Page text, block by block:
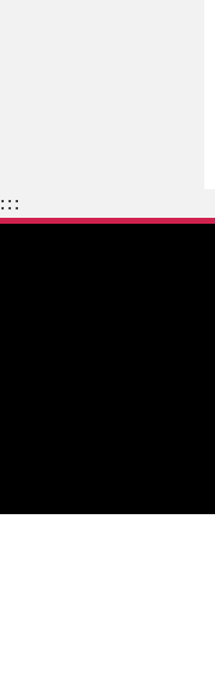
:::